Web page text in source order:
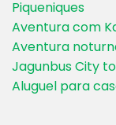
Piqueniques
Aventura com
Aventura
Jagunbus City
Aluguel para